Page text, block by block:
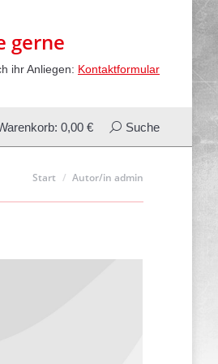
gerne
ihr Anliegen: Kontaktformular
0,00 € Search:
Suche
Sie befinden sich hier:
Start Autor/in admin